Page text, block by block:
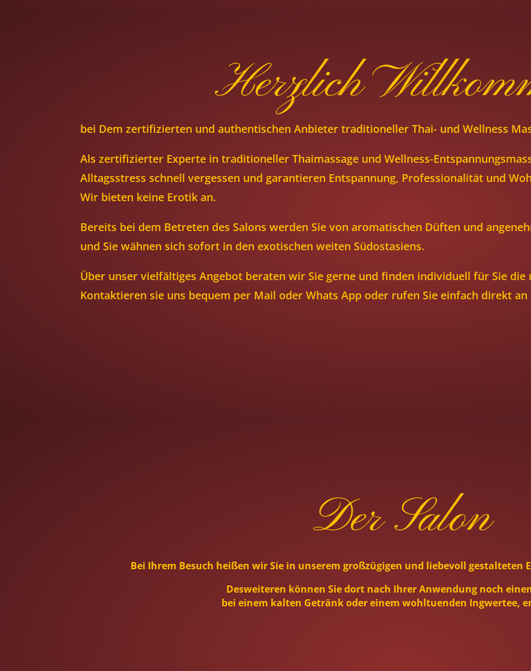
Herzlich
bei Dem zertifizierten und authentischen Anbieter traditioneller Thai- und Wellness
Als zertifizierter Experte in traditioneller Thaimassage und Wellness-
Alltagsstress schnell vergessen und garantieren Entspannung, Professionalität und
Wir bieten keine Erotik an.
Bereits bei dem Betreten des Salons werden Sie von aromatischen Düften und
und Sie wähnen sich sofort in den exotischen weiten Südostasiens.
Über unser vielfältiges Angebot beraten wir Sie gerne und finden individuell für Sie die
Kontaktieren sie uns bequem per Mail oder Whats App oder rufen Sie einfach direkt
Der Salon
Bei Ihrem Besuch heißen wir Sie in unserem großzügigen und liebevoll gestalteten
Desweiteren können Sie dort nach Ihrer Anwendung noch
bei einem kalten Getränk oder einem wohltuenden Ingwertee,